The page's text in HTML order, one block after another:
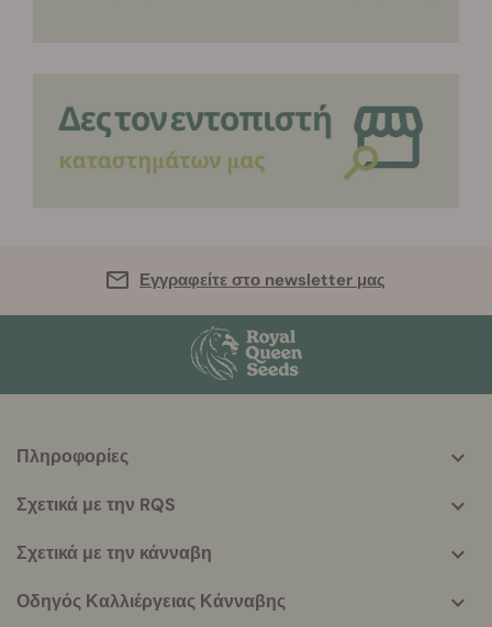
Εγγραφείτε στο newsletter μας
More
info
Πληροφορίες
Σχετικά με την RQS
Σχετικά με την κάνναβη
Οδηγός Καλλιέργειας Κάνναβης